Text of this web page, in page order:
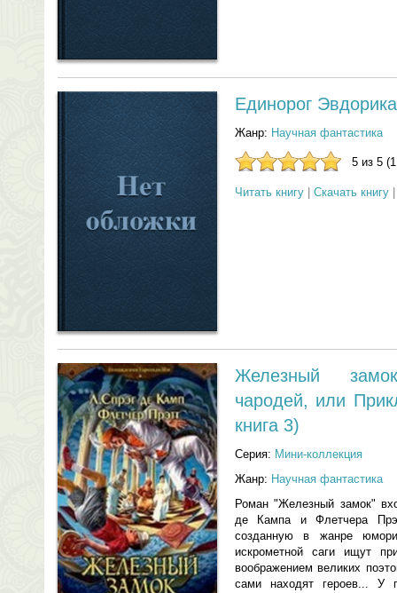
Единорог Эвдорика
Жанр: Научная фантастика
5 из 5
Читать книгу Скачать книгу
Железный
чародей, или
книга 3)
Серия: Мини-коллекция
Жанр: Научная фантастика
Роман "Железный замок"
де Кампа и Флетчера
созданную в жанре
искрометной саги ищут
воображением великих
сами находят героев... У